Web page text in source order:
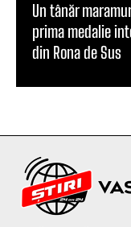
Un tânăr
prima medalie
din Rona de Sus